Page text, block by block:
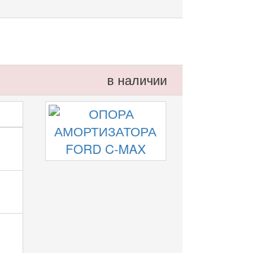
в наличии